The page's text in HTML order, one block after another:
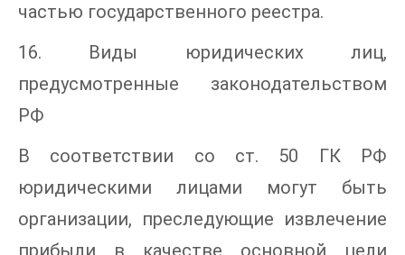
частью государственного реестра.
16. Виды юридических лиц,
предусмотренные законодательством
РФ
В соответствии со ст. 50 ГК РФ
юридическими лицами могут быть
организации, преследующие извлечение
прибыли в качестве основной цели